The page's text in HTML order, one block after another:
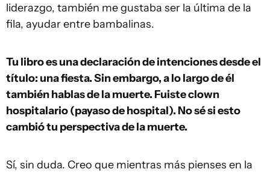
liderazgo, también me gustaba ser la última de la
fila, ayudar entre bambalinas.
Tu libro es una declaración de intenciones desde el
título: una fiesta. Sin embargo, a lo largo de él
también hablas de la muerte. Fuiste clown
hospitalario (payaso de hospital). No sé si esto
cambió tu perspectiva de la muerte.
Sí, sin duda. Creo que mientras más pienses en la